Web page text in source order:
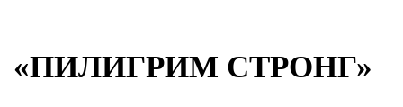
«ПИЛИГРИМ СТРОНГ»